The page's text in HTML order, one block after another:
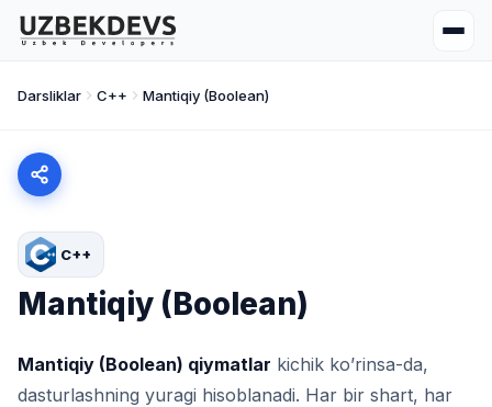
Darsliklar C++ Mantiqiy (Boolean)
C++
Mantiqiy (Boolean)
Mantiqiy (Boolean) qiymatlar kichik ko’rinsa-da,
dasturlashning yuragi hisoblanadi. Har bir shart, har